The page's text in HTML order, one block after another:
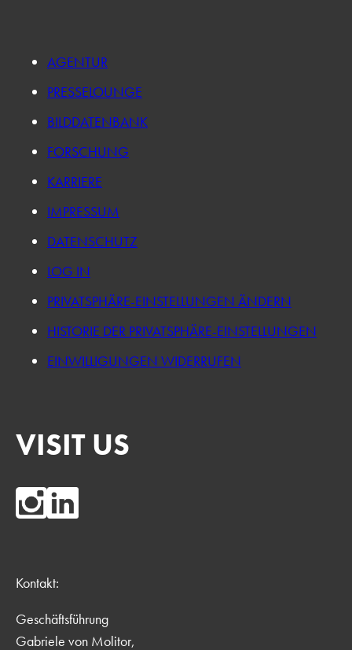
AGENTUR
PRESSELOUNGE
BILDDATENBANK
FORSCHUNG
KARRIERE
IMPRESSUM
DATENSCHUTZ
LOG IN
PRIVATSPHÄRE-EINSTELLUNGEN ÄNDERN
HISTORIE DER PRIVATSPHÄRE-EINSTELLUNGEN
EINWILLIGUNGEN WIDERRUFEN
VISIT US
Kontakt:
Geschäftsführung
Gabriele von Molitor,